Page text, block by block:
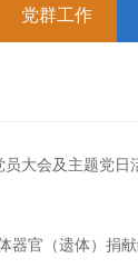
党群工作
大会及主题党日
官（遗体）捐